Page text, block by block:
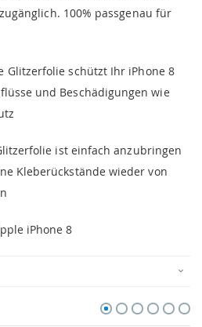
100% passgenau für
Glitzerfolie schützt Ihr iPhone 8
und Beschädigungen wie
ist einfach anzubringen
Kleberückstände wieder von
iPhone 8